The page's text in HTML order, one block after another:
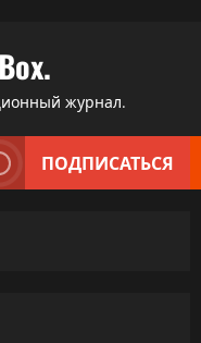
журнал.
ПОДПИСАТЬСЯ